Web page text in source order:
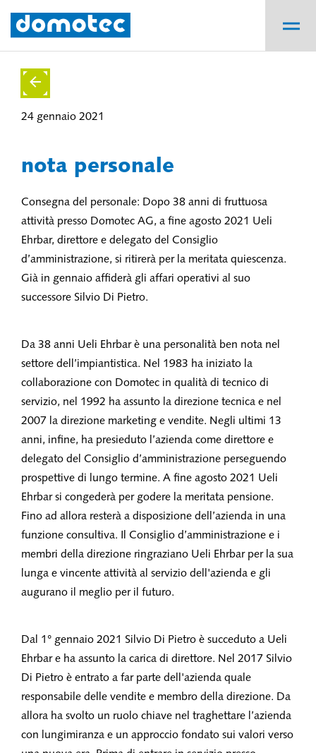
24 gennaio 2021
nota personale
Consegna del personale: Dopo 38 anni di fruttuosa
attività presso Domotec AG, a fine agosto 2021 Ueli
Ehrbar, direttore e delegato del Consiglio
d’amministrazione, si ritirerà per la meritata quiescenza.
Già in gennaio affiderà gli affari operativi al suo
successore Silvio Di Pietro.
Da 38 anni Ueli Ehrbar è una personalità ben nota nel
settore dell’impiantistica. Nel 1983 ha iniziato la
collaborazione con Domotec in qualità di tecnico di
servizio, nel 1992 ha assunto la direzione tecnica e nel
2007 la direzione marketing e vendite. Negli ultimi 13
anni, infine, ha presieduto l’azienda come direttore e
delegato del Consiglio d’amministrazione perseguendo
prospettive di lungo termine. A fine agosto 2021 Ueli
Ehrbar si congederà per godere la meritata pensione.
Fino ad allora resterà a disposizione dell’azienda in una
funzione consultiva. Il Consiglio d’amministrazione e i
membri della direzione ringraziano Ueli Ehrbar per la sua
lunga e vincente attività al servizio dell'azienda e gli
augurano il meglio per il futuro.
Dal 1° gennaio 2021 Silvio Di Pietro è succeduto a Ueli
Ehrbar e ha assunto la carica di direttore. Nel 2017 Silvio
Di Pietro è entrato a far parte dell'azienda quale
responsabile delle vendite e membro della direzione. Da
allora ha svolto un ruolo chiave nel traghettare l’azienda
con lungimiranza e un approccio fondato sui valori verso